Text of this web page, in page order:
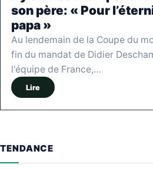
son père: « Pour
papa »
Au lendemain de la Coupe du
fin du mandat de Didier
l'équipe de France,…
Lire
TENDANCE